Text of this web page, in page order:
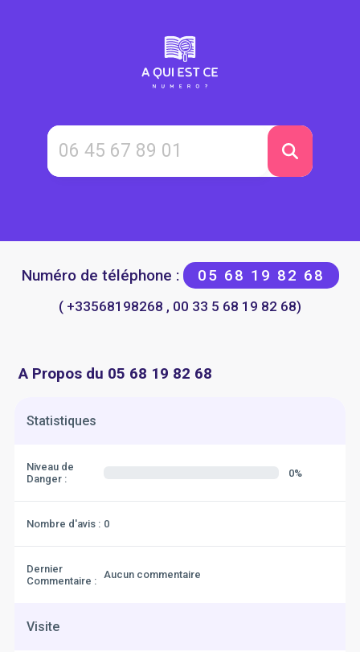
Numéro de téléphone : 05 68 19 82 68
( +33568198268 , 00 33 5 68 19 82 68)
A Propos du 05 68 19 82 68
Statistiques
Niveau de
Danger :
0%
Nombre d'avis : 0
Dernier
Commentaire :
Aucun commentaire
Visite